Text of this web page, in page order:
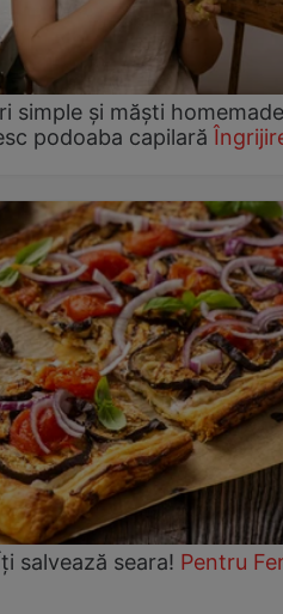
simple și măști homemade
podoaba capilară
salvează seara! Pentru